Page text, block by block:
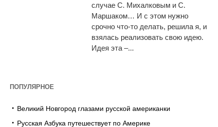
случае С. Михалковым и С.
Маршаком… И с этом нужно
срочно что-то делать, решила я, и
взялась реализовать свою идею.
Идея эта –...
ПОПУЛЯРНОЕ
Великий Новгород глазами русской американки
Русская Азбука путешествует по Америке